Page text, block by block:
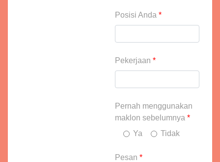
Posisi Anda *
Pekerjaan *
Pernah menggunakan
maklon sebelumnya *
Ya
Tidak
Pesan *